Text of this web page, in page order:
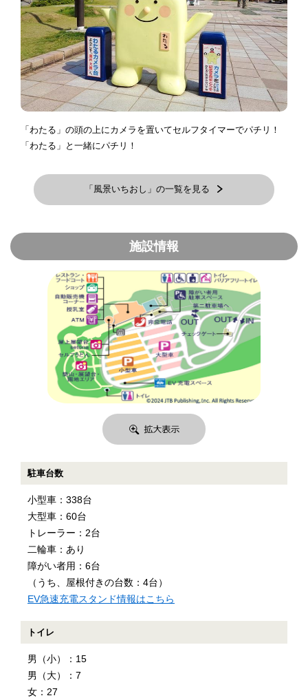
「わたる」の頭の上にカメラを置いてセルフタイマーでパチリ！
「わたる」と一緒にパチリ！
「風景いちおし」の一覧を見る
施設情報
駐車台数
小型車：338台
大型車：60台
トレーラー：2台
二輪車：あり
障がい者用：6台
（うち、屋根付きの台数：4台）
EV急速充電スタンド情報はこちら
トイレ
男（小）：15
男（大）：7
女：27